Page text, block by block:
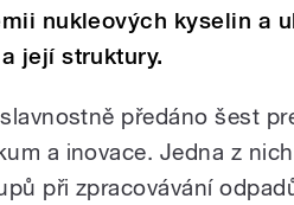
nukleových kyselin a
její struktury.
předáno šest
a inovace. Jedna z
při zpracovávání